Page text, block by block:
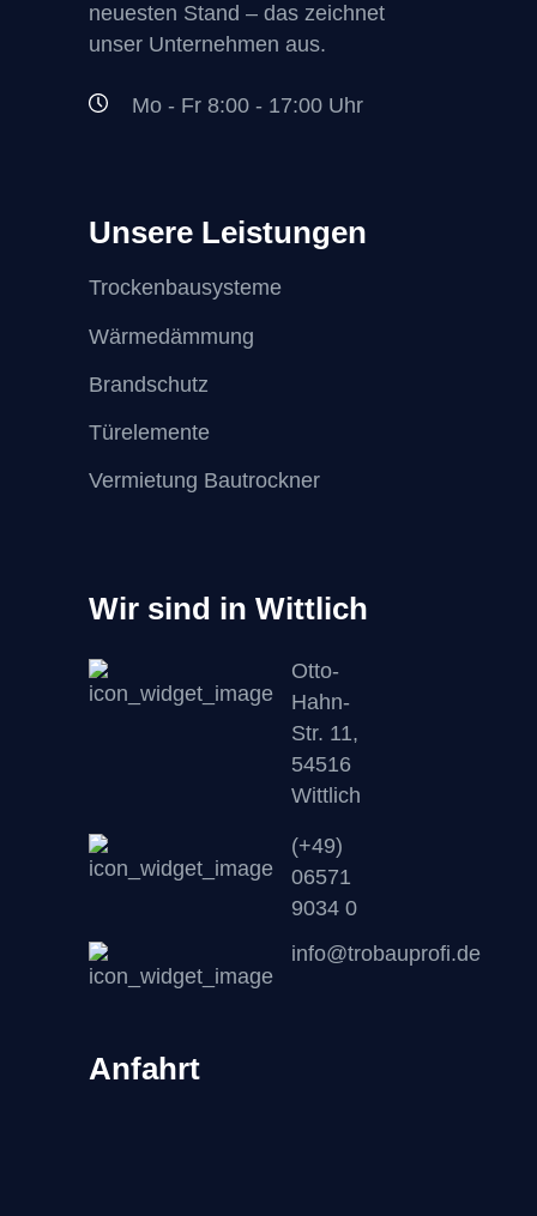
neuesten Stand – das zeichnet
unser Unternehmen aus.
Mo - Fr 8:00 - 17:00 Uhr
Unsere Leistungen
Trockenbausysteme
Wärmedämmung
Brandschutz
Türelemente
Vermietung Bautrockner
Wir sind in Wittlich
Otto-
Hahn-
Str. 11,
54516
Wittlich
(+49)
06571
9034 0
info@trobauprofi.de
Anfahrt